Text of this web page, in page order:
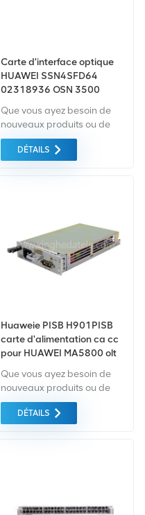
Carte d'interface optique
HUAWEI SSN4SFD64
02318936 OSN 3500
Que vous ayez besoin de
nouveaux produits ou de
produits rénovés, il faut une
approche globale Garantie
achetons uniquement des
. Tout cela est fourni au
meilleur prix possible.
DÉTAILS
Huaweie PISB H901PISB
carte d'alimentation ca cc
pour HUAWEI MA5800 olt
Que vous ayez besoin de
nouveaux produits ou de
produits rénovés, il faut une
approche globale Garantie
achetons uniquement des
DÉTAILS